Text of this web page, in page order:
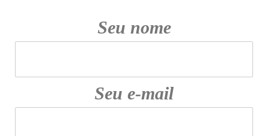
Seu nome
Seu e-mail